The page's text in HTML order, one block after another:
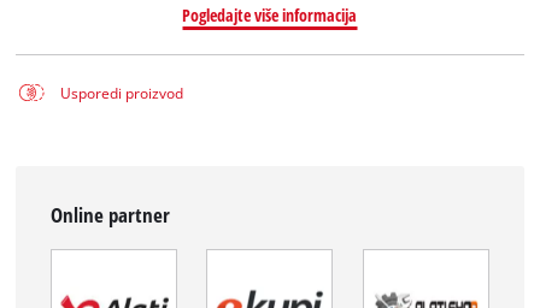
Pogledajte više informacija
Usporedi proizvod
Online partner